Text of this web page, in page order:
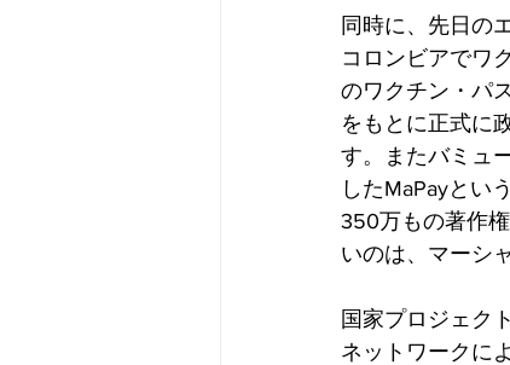
同時に、先日の
コロンビアでワ
のワクチン・パ
をもとに正式に
す。またバミュ
したMaPayとい
350万もの著作
いのは、マーシ
国家プロジェク
ネットワークに